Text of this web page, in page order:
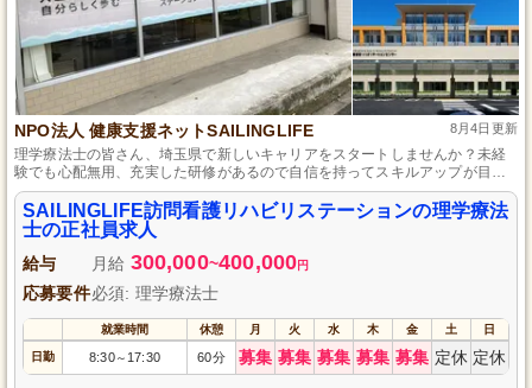
NPO法人 健康支援ネットSAILINGLIFE 8月4日更新
理学療法士の皆さん、埼玉県で新しいキャリアをスタートしませんか？未経
験でも心配無用、充実した研修があるので自信を持ってスキルアップが目指
せます。地域の方々の健康を支える訪問看護のお仕事には、チームワークを
活かし、柔軟なシフト制で働きやすさも魅力です。是非、この機会に挑戦
を。
SAILINGLIFE訪問看護リハビリステーションの理学療法
士の正社員求人
給与 月給 300,000~400,000円
応募要件必須: 理学療法士
就業時間 休憩 月 火 水 木 金 土 日
日勤 8:30～ 17:30 60分 募集 募集 募集 募集 募集 定休 定休